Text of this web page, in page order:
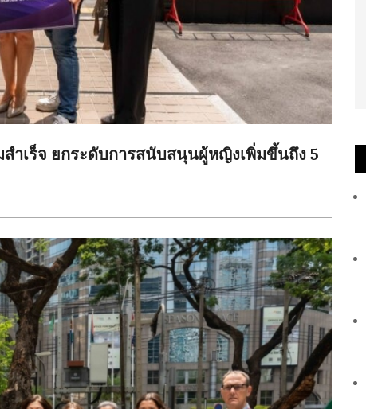
ำเร็จ ยกระดับการสนับสนุนผู้หญิงเพิ่มขึ้นถึง 5